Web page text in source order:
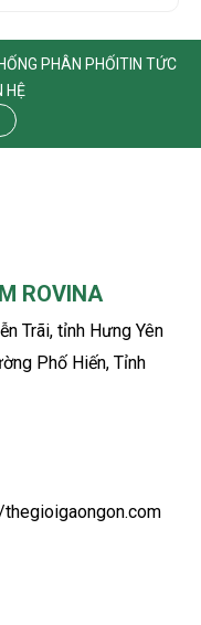
PHÂN PHỐI TIN TỨC
HỆ
ROVINA
Trãi, tỉnh Hưng Yên
Phố Hiến, Tỉnh